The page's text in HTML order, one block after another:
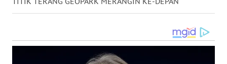
SULTENG